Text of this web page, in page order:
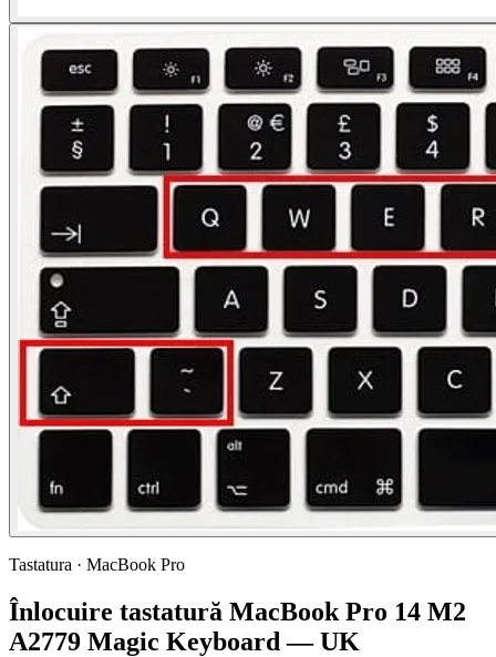
Tastatura · MacBook Pro
Înlocuire tastatură MacBook Pro 14 M2
A2779 Magic Keyboard — UK